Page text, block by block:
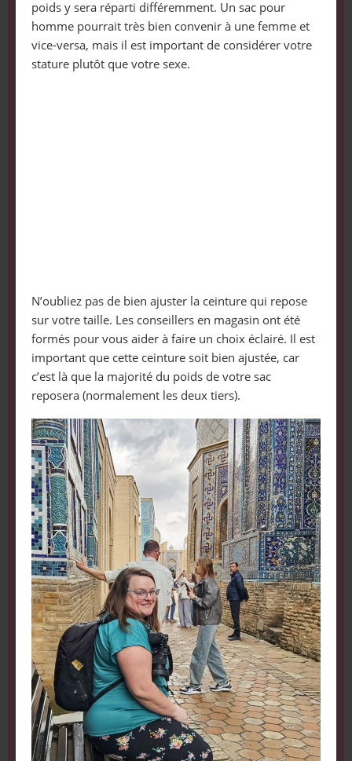
poids y sera réparti différemment. Un sac pour
homme pourrait très bien convenir à une femme et
vice-versa, mais il est important de considérer votre
stature plutôt que votre sexe.
N’oubliez pas de bien ajuster la ceinture qui repose
sur votre taille. Les conseillers en magasin ont été
formés pour vous aider à faire un choix éclairé. Il est
important que cette ceinture soit bien ajustée, car
c’est là que la majorité du poids de votre sac
reposera (normalement les deux tiers).